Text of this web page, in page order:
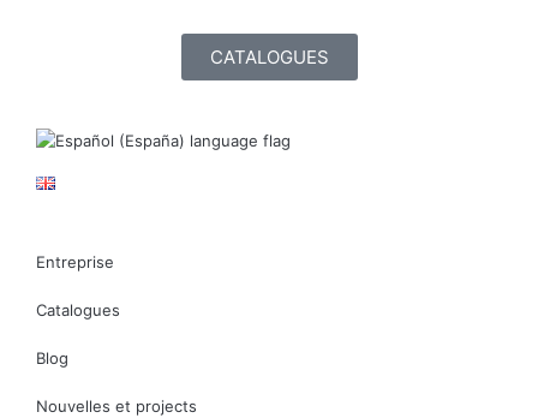
CATALOGUES
Entreprise
Catalogues
Blog
Nouvelles et projects